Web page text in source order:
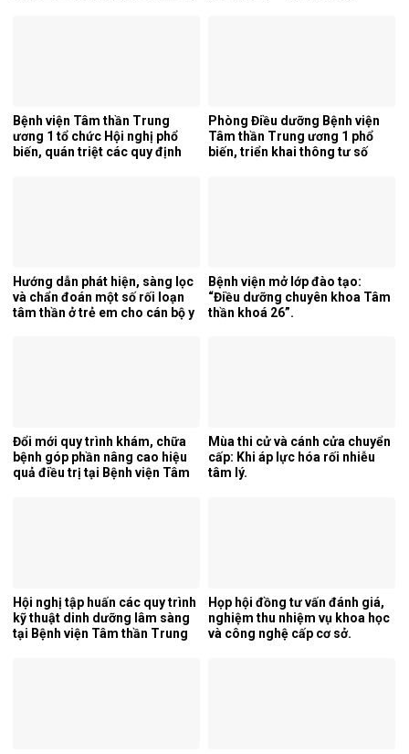
Bệnh viện Tâm thần Trung
ương 1 tổ chức Hội nghị phổ
biến, quán triệt các quy định
Phòng Điều dưỡng Bệnh viện
Tâm thần Trung ương 1 phổ
biến, triển khai thông tư số
Hướng dẫn phát hiện, sàng lọc
và chẩn đoán một số rối loạn
tâm thần ở trẻ em cho cán bộ y
Bệnh viện mở lớp đào tạo:
“Điều dưỡng chuyên khoa Tâm
thần khoá 26”.
Đổi mới quy trình khám, chữa
bệnh góp phần nâng cao hiệu
quả điều trị tại Bệnh viện Tâm
Mùa thi cử và cánh cửa chuyển
cấp: Khi áp lực hóa rối nhiễu
tâm lý.
Hội nghị tập huấn các quy trình
kỹ thuật dinh dưỡng lâm sàng
tại Bệnh viện Tâm thần Trung
Họp hội đồng tư vấn đánh giá,
nghiệm thu nhiệm vụ khoa học
và công nghệ cấp cơ sở.